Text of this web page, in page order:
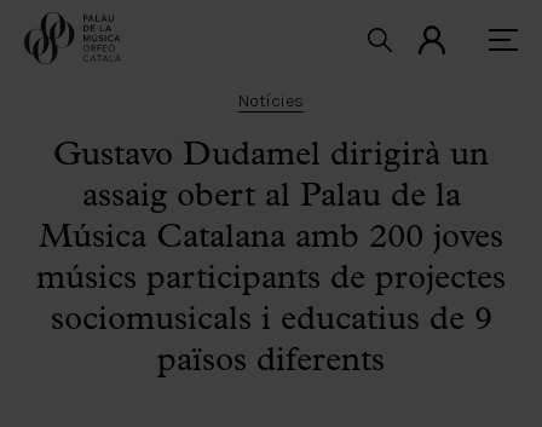
Notícies
Gustavo Dudamel dirigirà un
assaig obert al Palau de la
Música Catalana amb 200 joves
músics participants de projectes
sociomusicals i educatius de 9
països diferents